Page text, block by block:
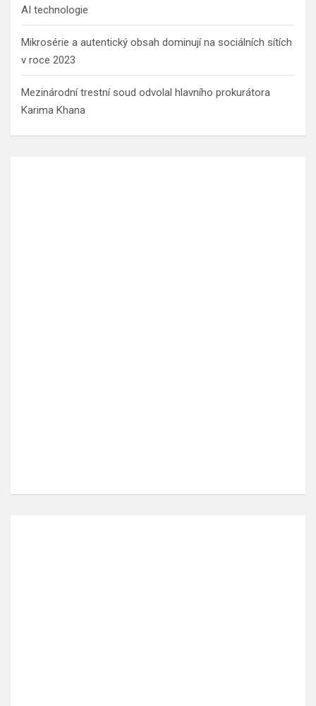
AI technologie
Mikrosérie a autentický obsah dominují na sociálních sítích
v roce 2023
Mezinárodní trestní soud odvolal hlavního prokurátora
Karima Khana